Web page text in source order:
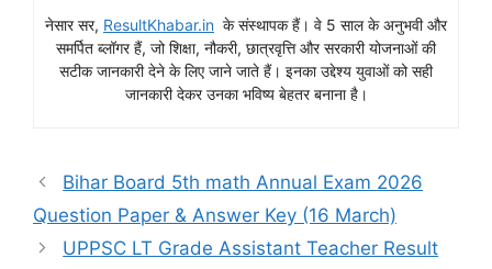
नेसार सर, ResultKhabar.in के संस्थापक हैं। वे 5 साल के अनुभवी और
समर्पित ब्लॉगर हैं, जो शिक्षा, नौकरी, छात्रवृत्ति और सरकारी योजनाओं की
सटीक जानकारी देने के लिए जाने जाते हैं। इनका उद्देश्य युवाओं को सही
जानकारी देकर उनका भविष्य बेहतर बनाना है।
Bihar Board 5th math Annual Exam 2026
Question Paper & Answer Key (16 March)
UPPSC LT Grade Assistant Teacher Result